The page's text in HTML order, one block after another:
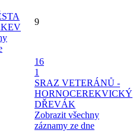
9
16
1
SRAZ VETERÁNŮ -
HORNOCEREKVICKÝ
DŘEVÁK
Zobrazit všechny
záznamy ze dne